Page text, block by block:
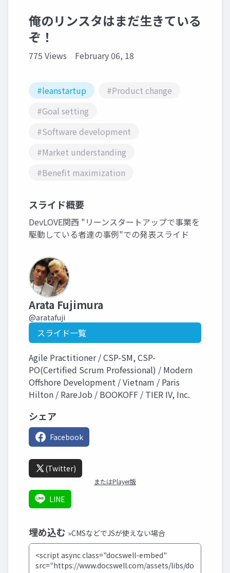
俺のリンスタはまだ生きている
ぞ！
775 Views February 06, 18
#leanstartup
#Product change
#Goal setting
#Software development
#Market understanding
#Benefit maximization
スライド概要
DevLOVE関西 "リーンスタートアップで事業を
駆動している者達の事例"での発表スライド
Arata Fujimura
@aratafuji
スライド一覧
Agile Practitioner / CSP-SM, CSP-
PO(Certified Scrum Professional) / Modern
Offshore Development / Vietnam / Paris
Hilton / RareJob / BOOKOFF / TIER IV, Inc.
シェア
Facebook
(Twitter)
またはPlayer版
LINE
埋め込む »CMSなどでJSが使えない場合